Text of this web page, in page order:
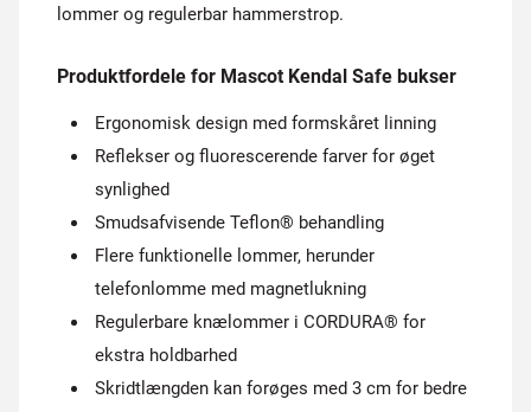
lommer og regulerbar hammerstrop.
Produktfordele for Mascot Kendal Safe bukser
Ergonomisk design med formskåret linning
Reflekser og fluorescerende farver for øget
synlighed
Smudsafvisende Teflon® behandling
Flere funktionelle lommer, herunder
telefonlomme med magnetlukning
Regulerbare knælommer i CORDURA® for
ekstra holdbarhed
Skridtlængden kan forøges med 3 cm for bedre